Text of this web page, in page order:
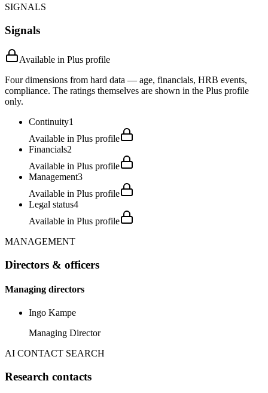
SIGNALS
Signals
Available in Plus profile
Four dimensions from hard data — age, financials, HRB events,
compliance. The ratings themselves are shown in the Plus profile
only.
Continuity1
Available in Plus profile
Financials2
Available in Plus profile
Management3
Available in Plus profile
Legal status4
Available in Plus profile
MANAGEMENT
Directors & officers
Managing directors
Ingo Kampe
Managing Director
AI CONTACT SEARCH
Research contacts